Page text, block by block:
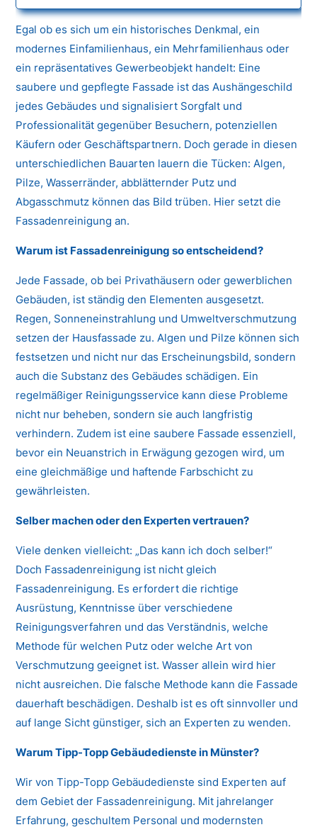
Egal ob es sich um ein historisches Denkmal, ein
modernes Einfamilienhaus, ein Mehrfamilienhaus oder
ein repräsentatives Gewerbeobjekt handelt: Eine
saubere und gepflegte Fassade ist das Aushängeschild
jedes Gebäudes und signalisiert Sorgfalt und
Professionalität gegenüber Besuchern, potenziellen
Käufern oder Geschäftspartnern. Doch gerade in diesen
unterschiedlichen Bauarten lauern die Tücken: Algen,
Pilze, Wasserränder, abblätternder Putz und
Abgasschmutz können das Bild trüben. Hier setzt die
Fassadenreinigung an.
Warum ist Fassadenreinigung so entscheidend?
Jede Fassade, ob bei Privathäusern oder gewerblichen
Gebäuden, ist ständig den Elementen ausgesetzt.
Regen, Sonneneinstrahlung und Umweltverschmutzung
setzen der Hausfassade zu. Algen und Pilze können sich
festsetzen und nicht nur das Erscheinungsbild, sondern
auch die Substanz des Gebäudes schädigen. Ein
regelmäßiger Reinigungsservice kann diese Probleme
nicht nur beheben, sondern sie auch langfristig
verhindern. Zudem ist eine saubere Fassade essenziell,
bevor ein Neuanstrich in Erwägung gezogen wird, um
eine gleichmäßige und haftende Farbschicht zu
gewährleisten.
Selber machen oder den Experten vertrauen?
Viele denken vielleicht: „Das kann ich doch selber!“
Doch Fassadenreinigung ist nicht gleich
Fassadenreinigung. Es erfordert die richtige
Ausrüstung, Kenntnisse über verschiedene
Reinigungsverfahren und das Verständnis, welche
Methode für welchen Putz oder welche Art von
Verschmutzung geeignet ist. Wasser allein wird hier
nicht ausreichen. Die falsche Methode kann die Fassade
dauerhaft beschädigen. Deshalb ist es oft sinnvoller und
auf lange Sicht günstiger, sich an Experten zu wenden.
Warum Tipp-Topp Gebäudedienste in Münster?
Wir von Tipp-Topp Gebäudedienste sind Experten auf
dem Gebiet der Fassadenreinigung. Mit jahrelanger
Erfahrung, geschultem Personal und modernsten